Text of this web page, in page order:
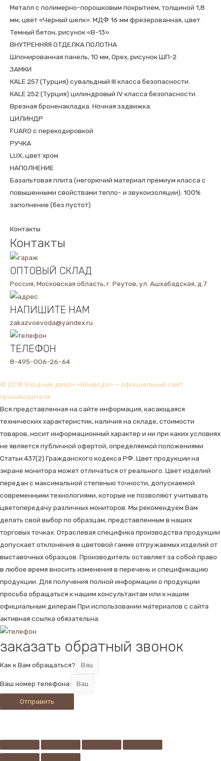
Металл с полимерно-порошковым покрытием, толщиной 1,8
мм, цвет «Черный шелк». МДФ 16 мм фрезерованная, цвет
Темный бетон, рисунок «В-13».
ВНУТРЕННЯЯ ОТДЕЛКА ПОЛОТНА
Шпонированная панель, 10 мм, Орех, рисунок ШП-2
ЗАМКИ
КALE 257 (Турция) сувальдный III класса безопасности.
КALE 252 (Турция) цилиндровый IV класса безопасности.
Врезная броненакладка. Ночная задвижка.
ЦИЛИНДР
FUARO с перекодировкой
РУЧКА
LUX, цвет хром.
НАПОЛНЕНИЕ
Базальтовая плита (негорючий материал премиум класса с
повышенными свойствами тепло- и звукоизоляции). 100%
заполнение (без пустот)
Контакты
Контакты
ОПТОВЫЙ СКЛАД
Россия, Московская область, г. Реутов, ул. Ашхабадская, д.7
НАПИШИТЕ НАМ
zakazvoevoda@yandex.ru
ТЕЛЕФОН
8-495-006-26-64
© 2018 Входные двери «Воевода» — официальный сайт
производителя
Вся представленная на сайте информация, касающаяся
технических характеристик, наличия на складе, стоимости
товаров, носит информационный характер и ни при каких условиях
не является публичной офертой, определяемой положениями
Статьи 437(2) Гражданского кодекса РФ. Цвет продукции на
экране монитора может отличаться от реального. Цвет изделий
передан с максимальной степенью точности, допускаемой
современными технологиями, которые не позволяют учитывать
цветопередачу различных мониторов. Мы рекомендуем Вам
делать свой выбор по образцам, представленным в наших
торговых точках. Отраслевая специфика производства продукции
допускает отклонения в цветовой гамме отгружаемых изделий от
выставочных образцов. Производитель оставляет за собой право
в любое время вносить изменения в перечень и спецификацию
продукции. Для получения полной информации о продукции
просьба обращаться к нашим консультантам или к нашим
официальным дилерам При использовании материалов с сайта
активная ссылка обязательна.
заказать обратный звонок
Как к Вам обращаться?
Ваш номер телефона:
Отправить